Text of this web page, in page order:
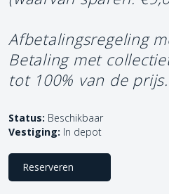
Afbetalingsregeling
Betaling met
tot 100% van de prijs.
Status: Beschikbaar
Vestiging: In depot
Reserveren